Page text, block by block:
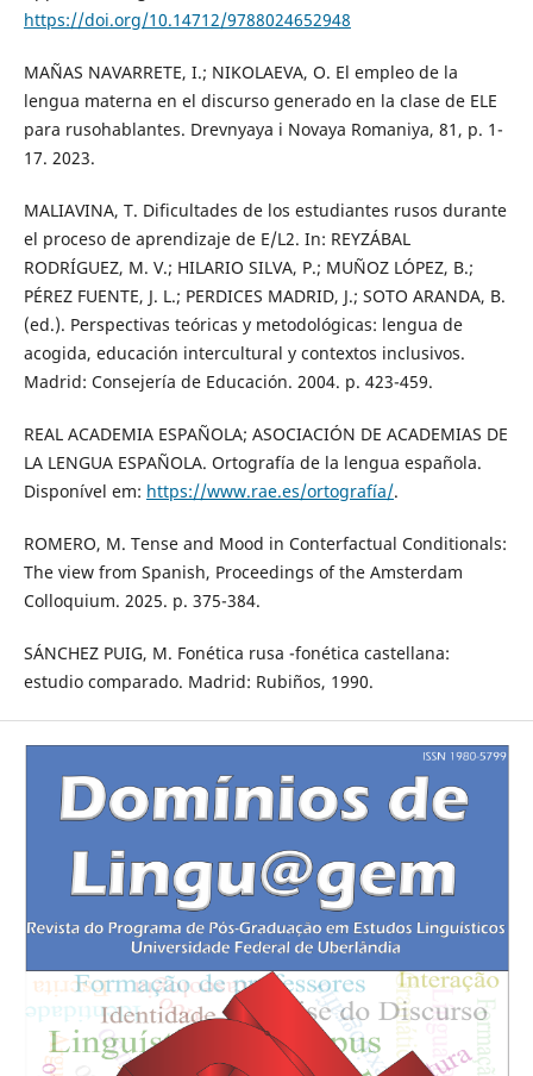
https://doi.org/10.14712/9788024652948
MAÑAS NAVARRETE, I.; NIKOLAEVA, O. El empleo de la
lengua materna en el discurso generado en la clase de ELE
para rusohablantes. Drevnyaya i Novaya Romaniya, 81, p. 1-
17. 2023.
MALIAVINA, T. Dificultades de los estudiantes rusos durante
el proceso de aprendizaje de E/L2. In: REYZÁBAL
RODRÍGUEZ, M. V.; HILARIO SILVA, P.; MUÑOZ LÓPEZ, B.;
PÉREZ FUENTE, J. L.; PERDICES MADRID, J.; SOTO ARANDA, B.
(ed.). Perspectivas teóricas y metodológicas: lengua de
acogida, educación intercultural y contextos inclusivos.
Madrid: Consejería de Educación. 2004. p. 423-459.
REAL ACADEMIA ESPAÑOLA; ASOCIACIÓN DE ACADEMIAS DE
LA LENGUA ESPAÑOLA. Ortografía de la lengua española.
Disponível em: https://www.rae.es/ortografía/.
ROMERO, M. Tense and Mood in Conterfactual Conditionals:
The view from Spanish, Proceedings of the Amsterdam
Colloquium. 2025. p. 375-384.
SÁNCHEZ PUIG, M. Fonética rusa -fonética castellana:
estudio comparado. Madrid: Rubiños, 1990.